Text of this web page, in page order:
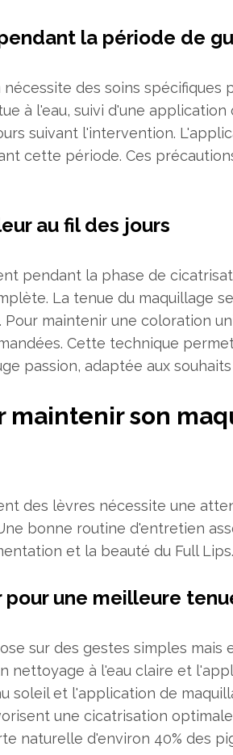
la période de
des soins spécifiques
à l'eau, suivi d'une application
suivant l'intervention.
cette période. Ces
au fil des jours
pendant la phase de
La tenue du maquillage
maintenir une coloration
Cette technique
passion, adaptée aux
maintenir son
des lèvres nécessite une
bonne routine d'entretien
et la beauté du Full Lips.
une meilleure
sur des gestes simples mais
nettoyage à l'eau claire et
soleil et l'application de
une cicatrisation
naturelle d'environ 40% des